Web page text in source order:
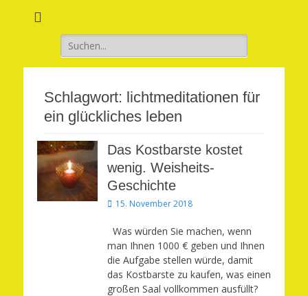
Suchen
nach:
Schlagwort: lichtmeditationen für
ein glückliches leben
Das Kostbarste kostet
wenig. Weisheits-
Geschichte
Veröffentlicht
15. November 2018
Was würden Sie machen, wenn
man Ihnen 1000 € geben und Ihnen
die Aufgabe stellen würde, damit
das Kostbarste zu kaufen, was einen
großen Saal vollkommen ausfüllt?